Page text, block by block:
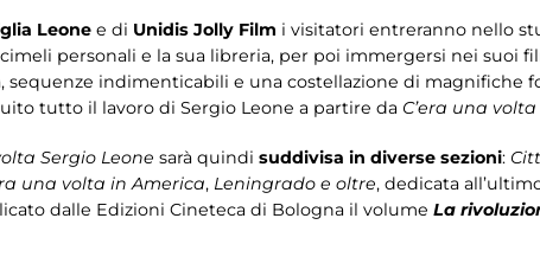
Leone e di Unidis Jolly Film i visitatori entreranno nello
personali e la sua libreria, per poi immergersi nei suoi
sequenze indimenticabili e una costellazione di magnifiche
tutto il lavoro di Sergio Leone a partire da C’era una
Sergio Leone sarà quindi suddivisa in diverse sezioni:
una volta in America, Leningrado e oltre, dedicata
dalle Edizioni Cineteca di Bologna il volume La